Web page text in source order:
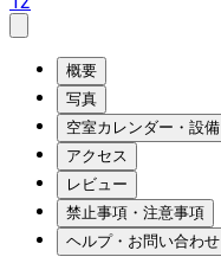
概要
写真
空室カレンダー・設備
アクセス
レビュー
禁止事項・注意事項
ヘルプ・お問い合わせ